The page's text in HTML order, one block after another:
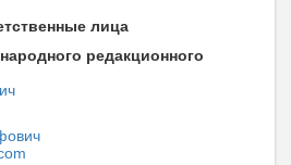
лица
редакционного